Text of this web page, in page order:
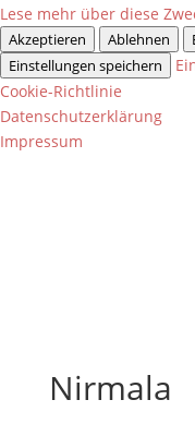
Lese mehr über diese
Akzeptieren Ablehnen
Einstellungen speichern
Cookie-Richtlinie
Datenschutzerklärung
Impressum
Nirmala